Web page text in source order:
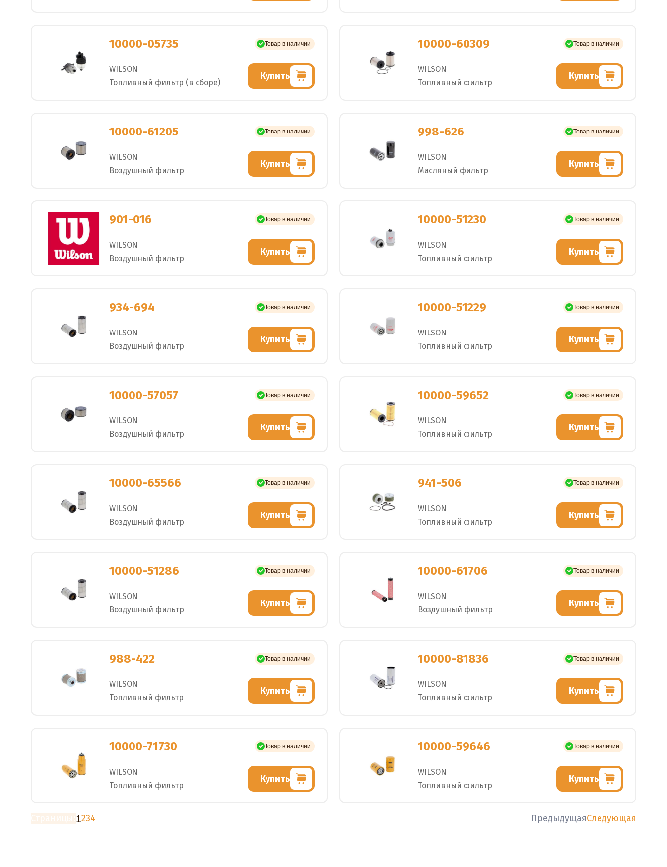
10000-05735 Товар в наличии
WILSON
Топливный фильтр (в сборе)
Купить
10000-60309 Товар в наличии
WILSON
Топливный фильтр
Купить
10000-61205 Товар в наличии
WILSON
Воздушный фильтр
Купить
998-626 Товар в наличии
WILSON
Масляный фильтр
Купить
901-016 Товар в наличии
WILSON
Воздушный фильтр
Купить
10000-51230 Товар в наличии
WILSON
Топливный фильтр
Купить
934-694 Товар в наличии
WILSON
Воздушный фильтр
Купить
10000-51229 Товар в наличии
WILSON
Топливный фильтр
Купить
10000-57057 Товар в наличии
WILSON
Воздушный фильтр
Купить
10000-59652 Товар в наличии
WILSON
Топливный фильтр
Купить
10000-65566 Товар в наличии
WILSON
Воздушный фильтр
Купить
941-506 Товар в наличии
WILSON
Топливный фильтр
Купить
10000-51286 Товар в наличии
WILSON
Воздушный фильтр
Купить
10000-61706 Товар в наличии
WILSON
Воздушный фильтр
Купить
988-422 Товар в наличии
WILSON
Топливный фильтр
Купить
10000-81836 Товар в наличии
WILSON
Топливный фильтр
Купить
10000-71730 Товар в наличии
WILSON
Топливный фильтр
Купить
10000-59646 Товар в наличии
WILSON
Топливный фильтр
Купить
1234 ПредыдущаяСледующая